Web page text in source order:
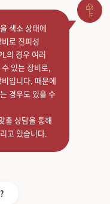
색소 상태에
로 진피성
의 경우 여러
있는 장비로,
입니다. 때문에
경우도 있을 수
춤 상담을 통해
고 있습니다.